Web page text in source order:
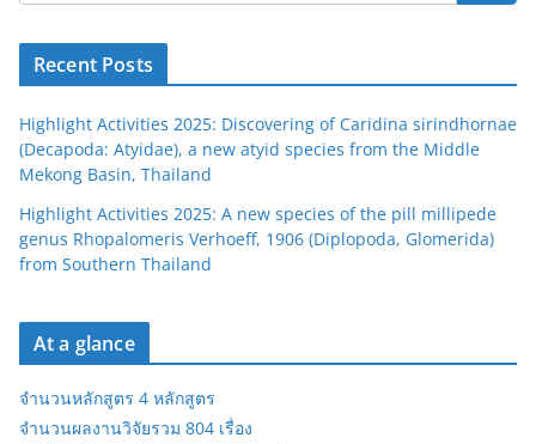
Recent Posts
Highlight Activities 2025: Discovering of Caridina sirindhornae
(Decapoda: Atyidae), a new atyid species from the Middle
Mekong Basin, Thailand
Highlight Activities 2025: A new species of the pill millipede
genus Rhopalomeris Verhoeff, 1906 (Diplopoda, Glomerida)
from Southern Thailand
At a glance
จำนวนหลักสูตร 4 หลักสูตร
จำนวนผลงานวิจัยรวม 804 เรื่อง